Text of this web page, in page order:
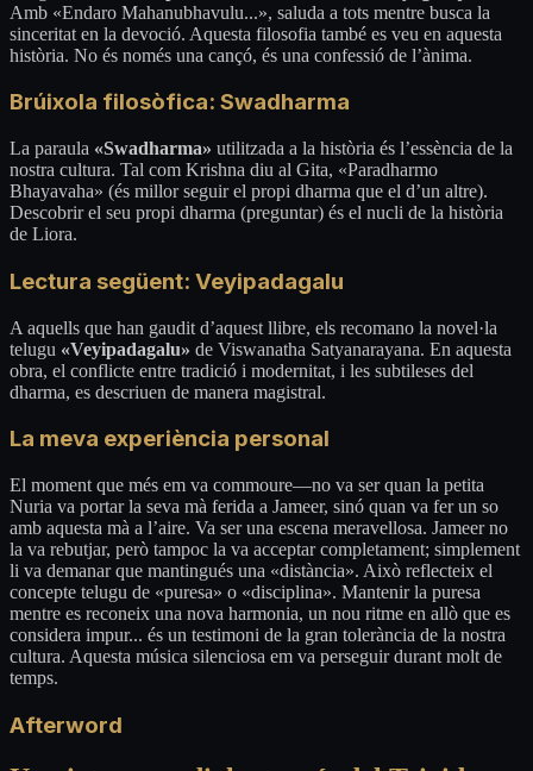
Amb «Endaro Mahanubhavulu...», saluda a tots mentre busca la
sinceritat en la devoció. Aquesta filosofia també es veu en aquesta
història. No és només una cançó, és una confessió de l’ànima.
Brúixola filosòfica: Swadharma
La paraula «Swadharma» utilitzada a la història és l’essència de la
nostra cultura. Tal com Krishna diu al Gita, «Paradharmo
Bhayavaha» (és millor seguir el propi dharma que el d’un altre).
Descobrir el seu propi dharma (preguntar) és el nucli de la història
de Liora.
Lectura següent: Veyipadagalu
A aquells que han gaudit d’aquest llibre, els recomano la novel·la
telugu «Veyipadagalu» de Viswanatha Satyanarayana. En aquesta
obra, el conflicte entre tradició i modernitat, i les subtileses del
dharma, es descriuen de manera magistral.
La meva experiència personal
El moment que més em va commoure—no va ser quan la petita
Nuria va portar la seva mà ferida a Jameer, sinó quan va fer un so
amb aquesta mà a l’aire. Va ser una escena meravellosa. Jameer no
la va rebutjar, però tampoc la va acceptar completament; simplement
li va demanar que mantingués una «distància». Això reflecteix el
concepte telugu de «puresa» o «disciplina». Mantenir la puresa
mentre es reconeix una nova harmonia, un nou ritme en allò que es
considera impur... és un testimoni de la gran tolerància de la nostra
cultura. Aquesta música silenciosa em va perseguir durant molt de
temps.
Afterword